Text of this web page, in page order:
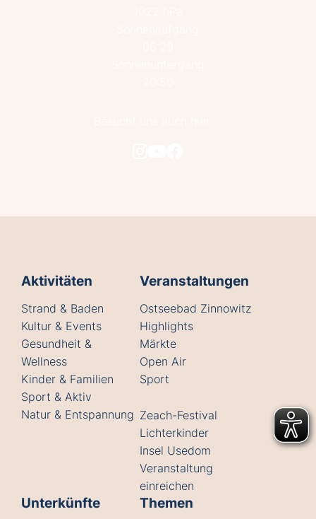
Aktivitäten
Strand & Baden
Kultur & Events
Gesundheit &
Wellness
Kinder & Familien
Sport & Aktiv
Natur & Entspannung
Veranstaltungen
Ostseebad Zinnowitz
Highlights
Märkte
Open Air
Sport
Zeach-Festival
Lichterkinder
Insel Usedom
Veranstaltung
einreichen
Unterkünfte Themen